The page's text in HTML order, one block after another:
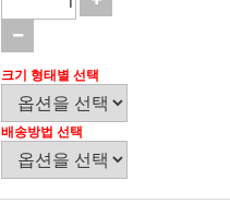
크기 형태별 선택
배송방법 선택